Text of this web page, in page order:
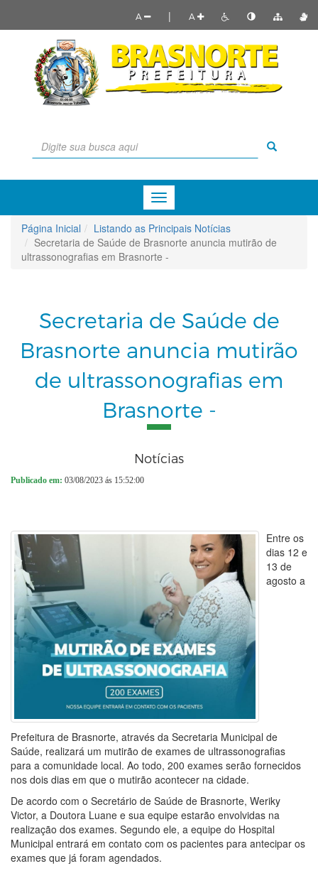
A | A
Menu
de
Navegação
Página Inicial
Listando as Principais Notícias
Secretaria de Saúde de Brasnorte anuncia mutirão de
ultrassonografias em Brasnorte -
Secretaria de Saúde de
Brasnorte anuncia mutirão
de ultrassonografias em
Brasnorte -
Notícias
Publicado em: 03/08/2023 ás 15:52:00
Entre os
dias 12 e
13 de
agosto a
Prefeitura de Brasnorte, através da Secretaria Municipal de
Saúde, realizará um mutirão de exames de ultrassonografias
para a comunidade local. Ao todo, 200 exames serão fornecidos
nos dois dias em que o mutirão acontecer na cidade.
De acordo com o Secretário de Saúde de Brasnorte, Weriky
Victor, a Doutora Luane e sua equipe estarão envolvidas na
realização dos exames. Segundo ele, a equipe do Hospital
Municipal entrará em contato com os pacientes para antecipar os
exames que já foram agendados.